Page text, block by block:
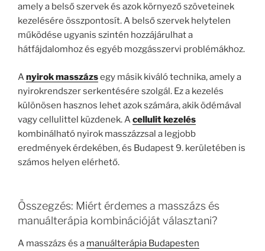
amely a belső szervek és azok környező szöveteinek
kezelésére összpontosít. A belső szervek helytelen
működése ugyanis szintén hozzájárulhat a
hátfájdalomhoz és egyéb mozgásszervi problémákhoz.
Anyirok masszázsegy másik kiváló technika, amely a
nyirokrendszer serkentésére szolgál. Ez a kezelés
különösen hasznos lehet azok számára, akik ödémával
vagy cellulittel küzdenek. Acellulit kezelés
kombinálható nyirok masszázzsal a legjobb
eredmények érdekében, és Budapest 9. kerületében is
számos helyen elérhető.
Összegzés: Miért érdemes a masszázs és
manuálterápia kombinációját választani?
A masszázs és a manuálterápia Budapesten